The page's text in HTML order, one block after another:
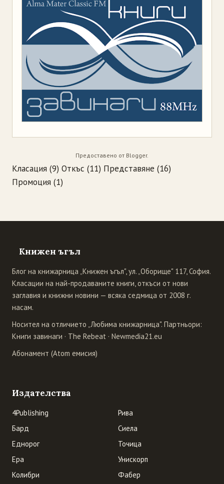
Предоставено от Blogger.
Класация (9) Откъс (11) Представяне (16)
Промоция (1)
Книжен ъгъл
Блог на книжарница „Книжен ъгъл", ул. „Оборище" 117, София.
Класации на най-продаваните книги, откъси от нови
заглавия и книжни новини — всяка седмица от 2008 г.
насам.
Носител на отличието „Любима книжарница". Партньори:
Книги завинаги · The Rebeat · Newmedia21.eu
Абонамент (Atom емисия)
Издателства
4Publishing
Бард
Еднорог
Ера
Колибри
Рива
Сиела
Точица
Унискорп
Фабер